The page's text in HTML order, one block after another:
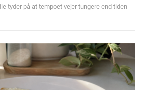
tyder på at tempoet vejer tungere end tiden